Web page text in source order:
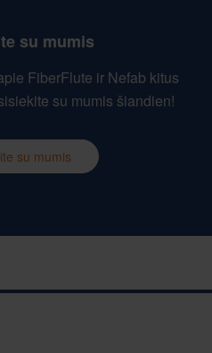
su mumis
FiberFlute ir Nefab kitus
su mumis šiandien!
su mumis